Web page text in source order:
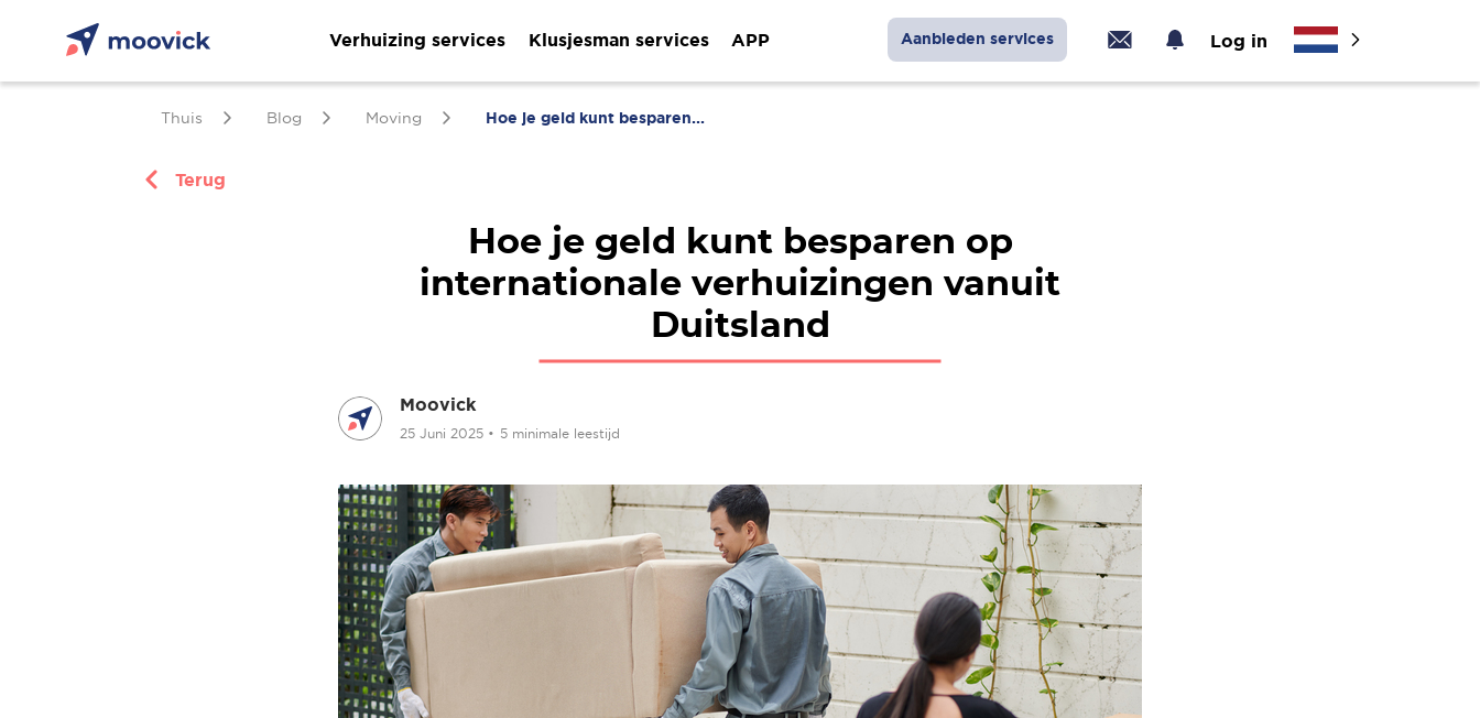
Verhuizing services Klusjesman services APP Aanbieden services Log in
Thuis Blog Moving Hoe je geld kunt besparen...
Terug
Hoe je geld kunt besparen op
internationale verhuizingen vanuit
Duitsland
Moovick
25 Juni 2025 • 5 minimale leestijd